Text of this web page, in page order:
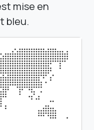
mise en
bleu.